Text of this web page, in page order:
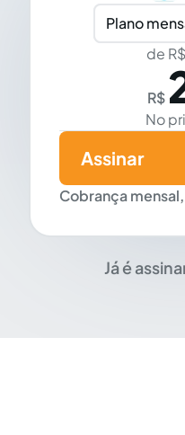
Plano
de R$
R$
No
Cobrança
Assinar
Já é